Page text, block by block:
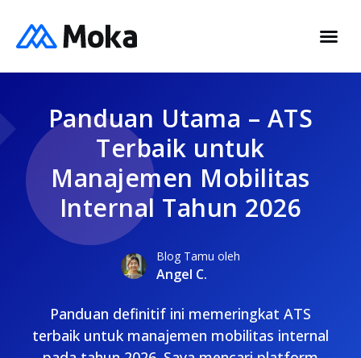
Panduan Utama – ATS
Terbaik untuk
Manajemen Mobilitas
Internal Tahun 2026
Blog Tamu oleh
Angel C.
Panduan definitif ini memeringkat ATS
terbaik untuk manajemen mobilitas internal